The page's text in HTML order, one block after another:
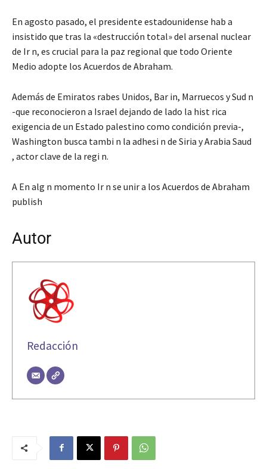
En agosto pasado, el presidente estadounidense hab a
insistido que tras la «destrucción total» del arsenal nuclear
de Ir n, es crucial para la paz regional que todo Oriente
Medio adopte los Acuerdos de Abraham.
Además de Emiratos rabes Unidos, Bar in, Marruecos y Sud n
-que reconocieron a Israel dejando de lado la hist rica
exigencia de un Estado palestino como condición previa-,
Washington busca tambi n la adhesi n de Siria y Arabia Saud
, actor clave de la regi n.
A En alg n momento Ir n se unir a los Acuerdos de Abraham
publish
Autor
Redacción